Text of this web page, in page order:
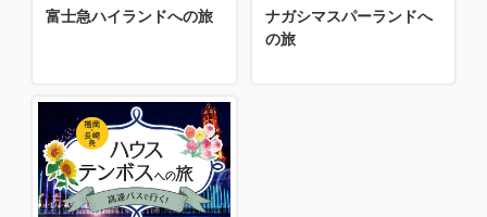
富士急ハイランドへの旅
ナガシマスパーランドへ
の旅